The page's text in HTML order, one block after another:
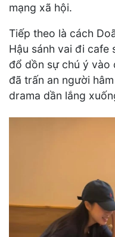
mạng xã hội.
Tiếp theo là cách
Hậu sánh vai đi cafe
đổ dồn sự chú ý vào
đã trấn an người
drama dần lắng